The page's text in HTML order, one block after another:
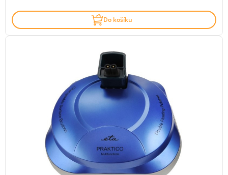
Do košíku